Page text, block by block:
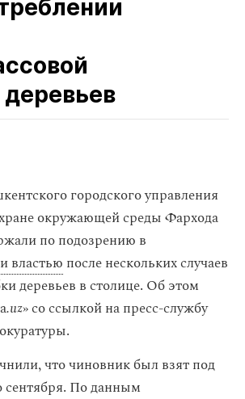
городского управления
окружающей среды Фархода
по подозрению в
властью после нескольких случаев
деревьев в столице. Об этом
.uz» со ссылкой на пресс-службу
что чиновник был взят под
сентября. По данным